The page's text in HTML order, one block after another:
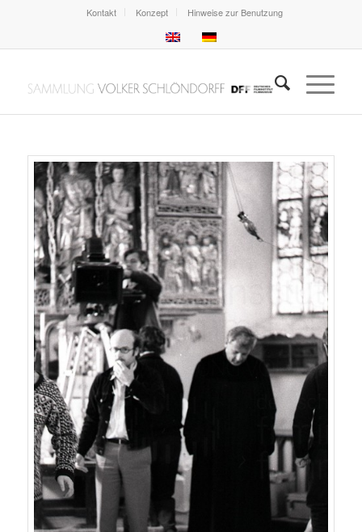
Kontakt Konzept Hinweise zur Benutzung